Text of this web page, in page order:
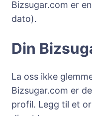
Bizsugar.com er
dato).
Din
La oss ikke
Bizsugar.com er
profil. Legg til et